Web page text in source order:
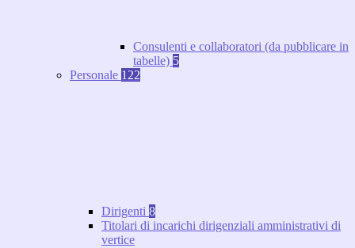
Consulenti e collaboratori (da pubblicare in
tabelle) 5
Personale 122
Dirigenti 8
Titolari di incarichi dirigenziali amministrativi di
vertice